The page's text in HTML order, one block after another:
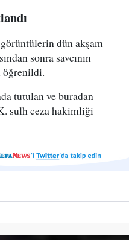
dün akşam
sonra savcının
öğrenildi.
tutulan ve buradan
sulh ceza hakimliği